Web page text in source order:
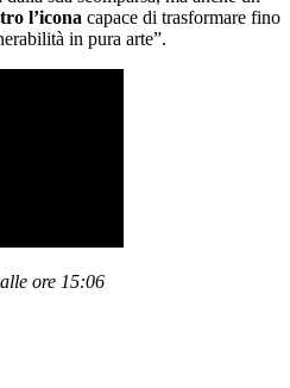
l’icona capace di trasformare fino
in pura arte”.
ore 15:06